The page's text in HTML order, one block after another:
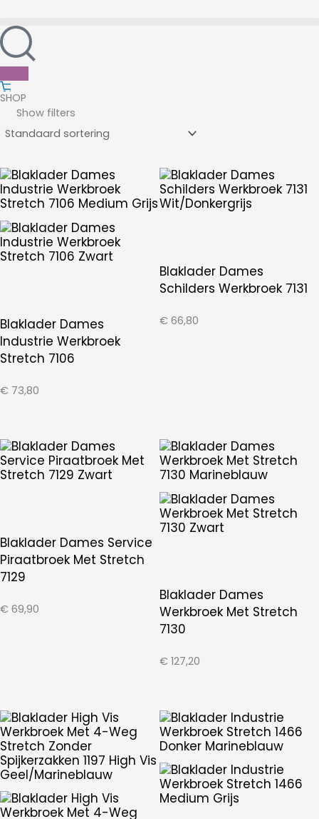
naar
de
inhoud
SHOP
Show filters
Blaklader Dames
Industrie Werkbroek
Stretch 7106
€ 73,80
Blaklader Dames
Schilders Werkbroek 7131
€ 66,80
Blaklader Dames Service
Piraatbroek Met Stretch
7129
€ 69,90
Blaklader Dames
Werkbroek Met Stretch
7130
€ 127,20